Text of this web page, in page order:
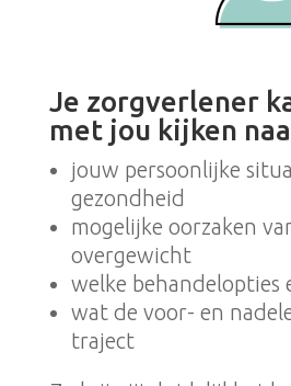
Je zorgverlener
met jou kijken
jouw persoonlijke
gezondheid
mogelijke oorzaken
overgewicht
welke behandelopties
wat de voor- en
traject